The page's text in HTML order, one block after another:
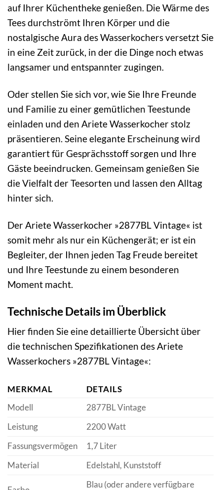
auf Ihrer Küchentheke genießen. Die Wärme des
Tees durchströmt Ihren Körper und die
nostalgische Aura des Wasserkochers versetzt Sie
in eine Zeit zurück, in der die Dinge noch etwas
langsamer und entspannter zugingen.
Oder stellen Sie sich vor, wie Sie Ihre Freunde
und Familie zu einer gemütlichen Teestunde
einladen und den Ariete Wasserkocher stolz
präsentieren. Seine elegante Erscheinung wird
garantiert für Gesprächsstoff sorgen und Ihre
Gäste beeindrucken. Gemeinsam genießen Sie
die Vielfalt der Teesorten und lassen den Alltag
hinter sich.
Der Ariete Wasserkocher »2877BL Vintage« ist
somit mehr als nur ein Küchengerät; er ist ein
Begleiter, der Ihnen jeden Tag Freude bereitet
und Ihre Teestunde zu einem besonderen
Moment macht.
Technische Details im Überblick
Hier finden Sie eine detaillierte Übersicht über
die technischen Spezifikationen des Ariete
Wasserkochers »2877BL Vintage«:
MERKMAL
DETAILS
Modell
2877BL Vintage
Leistung
2200 Watt
Fassungsvermögen
1,7 Liter
Material
Edelstahl, Kunststoff
Blau (oder andere verfügbare